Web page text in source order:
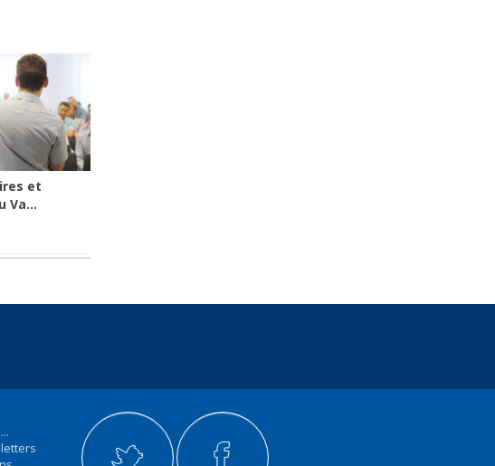
et
Va...